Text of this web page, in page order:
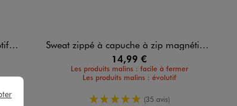
Sweat zippé à capuche à zip magnétique bébé garçon
14,99 €
Les produits malins : facile à fermer
Les produits malins : évolutif
5/5 de moyenne
(35 avis)